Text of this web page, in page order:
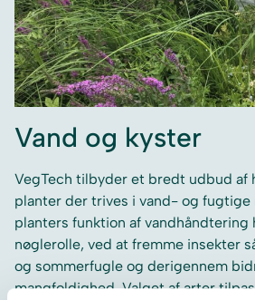
Vand og kyster
VegTech tilbyder et bredt udbud af
planter der trives i vand- og fugtige
planters funktion af vandhåndtering
nøglerolle, ved at fremme insekter
og sommerfugle og derigennem
mangfoldighed. Valget af arter